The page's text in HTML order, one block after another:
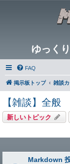
ゆっく
FAQ
掲示板トップ 雑談
【雑談】全般
新しいトピック
Markdown